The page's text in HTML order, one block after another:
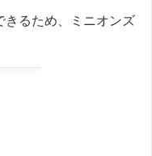
きるため、ミニオンズ